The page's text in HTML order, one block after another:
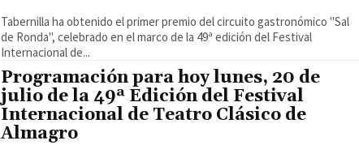
Tabernilla ha obtenido el primer premio del circuito gastronómico "Sal
de Ronda", celebrado en el marco de la 49ª edición del Festival
Internacional de...
Programación para hoy lunes, 20 de
julio de la 49ª Edición del Festival
Internacional de Teatro Clásico de
Almagro